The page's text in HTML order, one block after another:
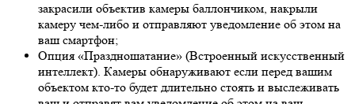
закрасили объектив камеры баллончиком, накрыли
камеру чем-либо и отправляют уведомление об этом на
ваш смартфон;
Опция «Праздношатание» (Встроенный искусственный
интеллект). Камеры обнаруживают если перед вашим
объектом кто-то будет длительно стоять и выслеживать